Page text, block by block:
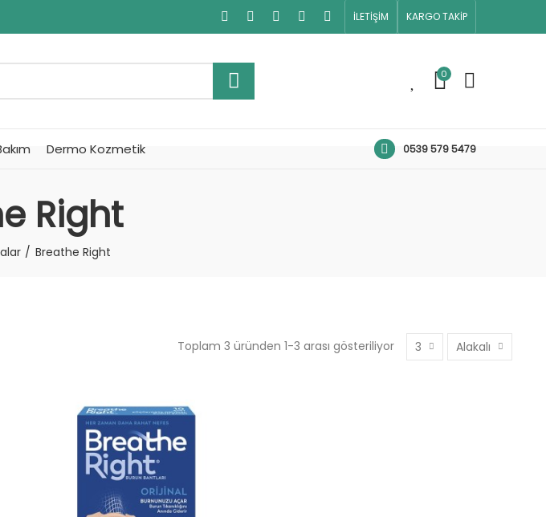
İLETİŞİM KARGO TAKİP
0
Dermo Kozmetik 0539 579 5479
Right
Breathe Right
Toplam 3 üründen 1-3 arası gösteriliyor 3 Alakalı